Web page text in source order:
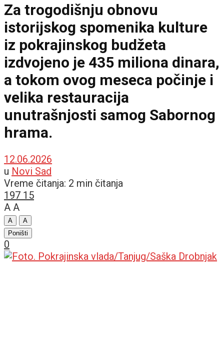
Za trogodišnju obnovu
istorijskog spomenika kulture
iz pokrajinskog budžeta
izdvojeno je 435 miliona dinara,
a tokom ovog meseca počinje i
velika restauracija
unutrašnjosti samog Sabornog
hrama.
12.06.2026
u Novi Sad
Vreme čitanja: 2 min čitanja
197 15
A A
A
A
Poništi
0